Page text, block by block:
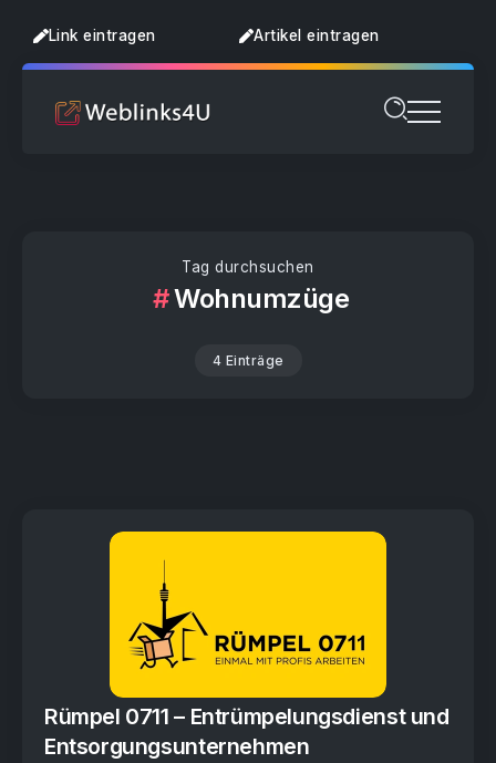
Link eintragen Artikel eintragen
Tag durchsuchen
Wohnumzüge
4 Einträge
Rümpel 0711 – Entrümpelungsdienst und
Entsorgungsunternehmen